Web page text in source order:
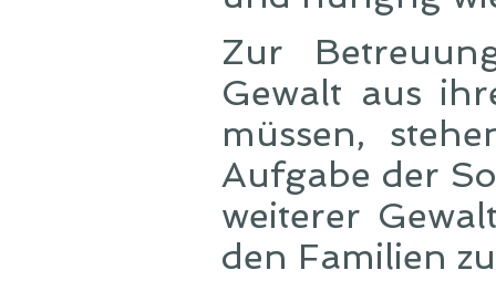
Zur
Gewalt aus
müssen,
Aufgabe der
weiterer
den Familien